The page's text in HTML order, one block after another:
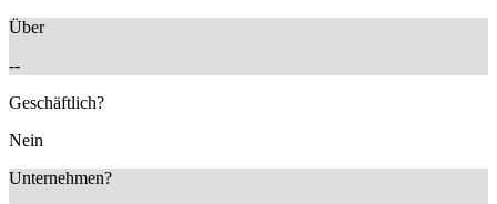
Über
--
Geschäftlich?
Nein
Unternehmen?